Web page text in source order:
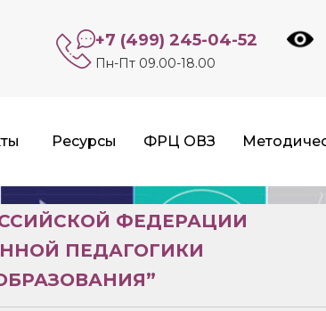
+7 (499) 245-04-52
Пн-Пт 09.00-18.00
Ресурсы ФРЦ ОВЗ
ФЕДЕРАЦИИ
ПЕДАГОГИКИ